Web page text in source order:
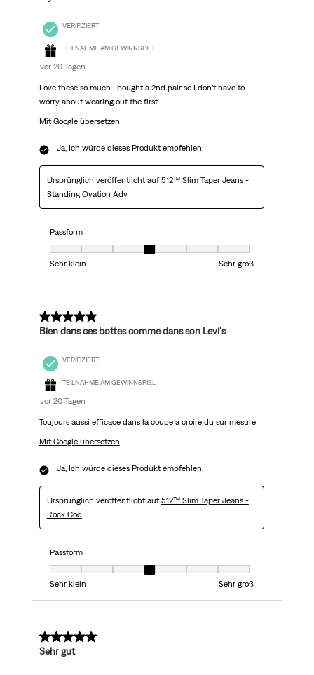
VERIFIZIERT
TEILNAHME AM GEWINNSPIEL
vor 20 Tagen
Love these so much I bought a 2nd pair so I don’t have to
worry about wearing out the first.
Mit Google übersetzen
Ja, Ich würde dieses Produkt empfehlen.
Ursprünglich veröffentlicht auf512™ Slim Taper Jeans -
Standing Ovation Adv
Passform
Passform, 4 von 7, wobei 1 gleich Sehr klein ist und 7 gleich Sehr groß
Sehr klein
Sehr groß
5 von 5 Sternen.
Bien dans ces bottes comme dans son Levi's
VERIFIZIERT
TEILNAHME AM GEWINNSPIEL
vor 20 Tagen
Toujours aussi efficace dans la coupe a croire du sur mesure
Mit Google übersetzen
Ja, Ich würde dieses Produkt empfehlen.
Ursprünglich veröffentlicht auf512™ Slim Taper Jeans -
Rock Cod
Passform
Passform, 4 von 7, wobei 1 gleich Sehr klein ist und 7 gleich Sehr groß
Sehr klein
Sehr groß
5 von 5 Sternen.
Sehr gut